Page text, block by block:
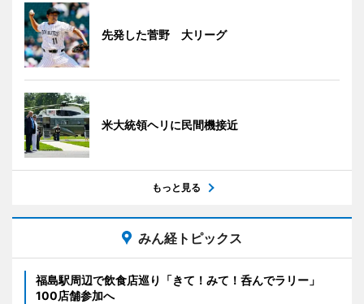
先発した菅野 大リーグ
米大統領ヘリに民間機接近
もっと見る
みん経トピックス
福島駅周辺で飲食店巡り「きて！みて！呑んでラリー」
100店舗参加へ